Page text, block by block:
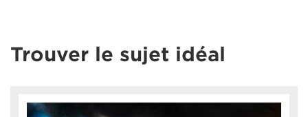
Trouver le sujet idéal